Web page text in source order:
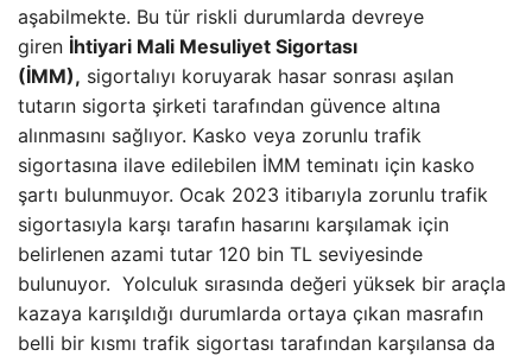
aşabilmekte. Bu tür riskli durumlarda devreye
giren İhtiyari Mali Mesuliyet Sigortası
(İMM), sigortalıyı koruyarak hasar sonrası aşılan
tutarın sigorta şirketi tarafından güvence altına
alınmasını sağlıyor. Kasko veya zorunlu trafik
sigortasına ilave edilebilen İMM teminatı için kasko
şartı bulunmuyor. Ocak 2023 itibarıyla zorunlu trafik
sigortasıyla karşı tarafın hasarını karşılamak için
belirlenen azami tutar 120 bin TL seviyesinde
bulunuyor. Yolculuk sırasında değeri yüksek bir araçla
kazaya karışıldığı durumlarda ortaya çıkan masrafın
belli bir kısmı trafik sigortası tarafından karşılansa da